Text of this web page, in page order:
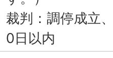
裁判：調停成立
0日以内